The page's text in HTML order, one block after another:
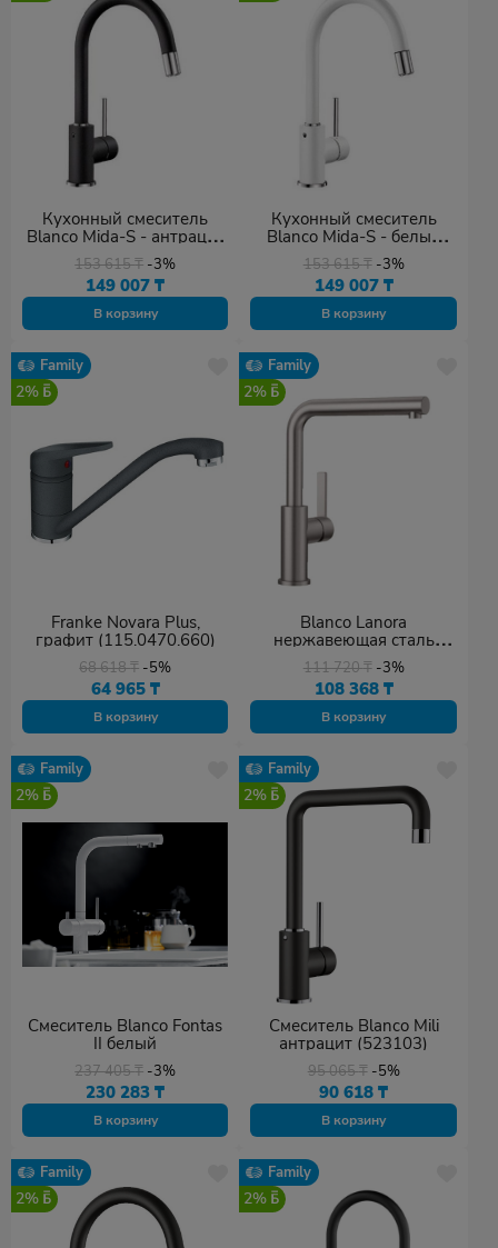
Кухонный смеситель
Blanco Mida-S - антрацит
(521455)
153 615₸ -3%
149 007₸
В корзину
Кухонный смеситель
Blanco Mida-S - белый
(521457)
153 615₸ -3%
149 007 ₸
В корзину
Family
2%
Franke Novara Plus,
графит (115.0470.660)
68 618₸ -5%
64 965 ₸
В корзину
Family
2%
Blanco Lanora
нержавеющая сталь
полированная (523122)
111 720₸ -3%
108 368 ₸
В корзину
Family
2%
Смеситель Blanco Fontas
II белый
237 405₸ -3%
230 283₸
В корзину
Family
2%
Смеситель Blanco Mili
антрацит (523103)
95 065₸ -5%
90 618₸
В корзину
Family
2%
Family
2%